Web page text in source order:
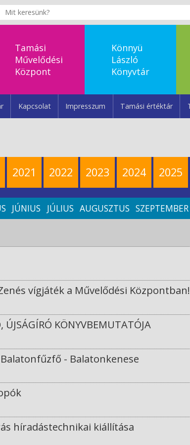
Tamási
Művelődési
Központ
Könnyü
László
Könyvtár
Kapcsolat Impresszum Tamási értéktár
2021 2022 2023 2024 2025
JÚNIUS JÚLIUS AUGUSZTUS SZEPTEMBER
Zenés vígjáték a Művelődési Központban!
ÚJSÁGÍRÓ KÖNYVBEMUTATÓJA
- Balatonkenese
híradástechnikai kiállítása